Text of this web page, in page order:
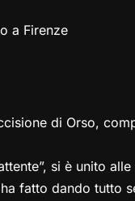
a Firenze
di Orso,
si è unito
fatto dando tutto